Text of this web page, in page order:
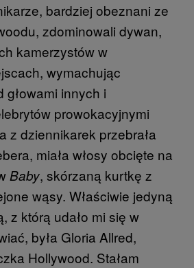
bardziej obeznani ze
zdominowali dywan,
kamerzystów w
wymachując
głowami innych i
prowokacyjnymi
z dziennikarek przebrała
miała włosy obcięte na
Baby, skórzaną kurtkę z
wąsy. Właściwie jedyną
z którą udało mi się w
była Gloria Allred,
Hollywood. Stałam